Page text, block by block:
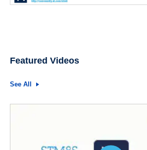
Featured Videos
See All